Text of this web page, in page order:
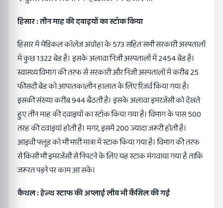
हिसार : तीन माह की दवाइयों का स्टॉक किया
हिसार में मेडिकल कॉलेज अग्रोहा के 573 सहित सभी सरकारी अस्पतालों
में कुछ 1322 बेड हैं। इसके अलावा निजी अस्पतालों में 2454 बेड हैं।
स्वास्थ्य विभाग की तरफ से सरकारी और निजी अस्पतालों में करीब 25
फीसदी बेड को आपातकालीन हालात के लिए रिजर्व किया गया है।
इसकी संख्या करीब 944 बैठती है। इसके अलावा इमरजेंसी को देखते
हुए तीन माह की दवाइयों का स्टॉक किया गया है। विभाग के पास 500
तरह की दवाइयां होती है। मगर, इसमें 200 ज्यादा जरूरी होती है।
आइवी फ्लूड को भी भारी मात्रा में स्टाक किया गया है। विभाग की तरफ
से किसी भी इमरजेंसी से निपटने के लिए यह स्टाक मंगवाया गया है ताकि
जरूरत पड़ने पर काम आ सके।
कैथल : हेल्थ स्टाफ की अप्लाई लीव भी कैंसिल की गई